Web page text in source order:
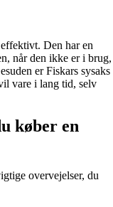
Den har en
når den ikke er i brug,
er Fiskars sysaks
vare i lang tid, selv
køber en
overvejelser, du